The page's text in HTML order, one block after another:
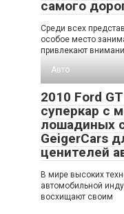
самого
Среди всех
особое место
привлекают
Авто
2010 Ford
суперкар с
лошадиных
GeigerCars
ценителей
В мире высоких
автомобильной
восхищают своим